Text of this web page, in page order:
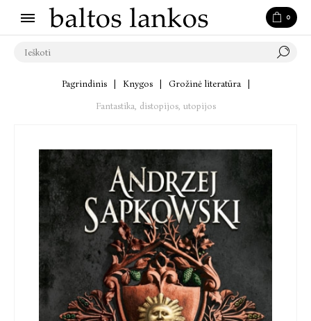
0
Pagrindinis Knygos Grožinė literatūra
Fantastika, distopijos, utopijos